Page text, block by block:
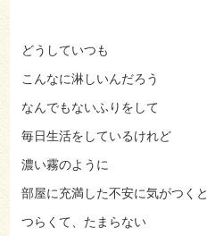
どうしていつも
こんなに淋しいんだろう
なんでもないふりをして
毎日生活をしているけれど
濃い霧のように
部屋に充満した不安に気がつくと
つらくて、たまらない